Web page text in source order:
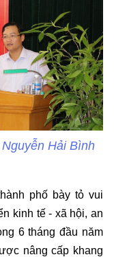
Hải Bình
phố bày tỏ vui
kinh tế - xã hội, an
6 tháng đầu năm
nâng cấp khang